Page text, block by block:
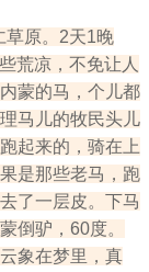
草原。2天1晚
荒凉，不免让人
蒙的马，个儿都
马儿的牧民头儿
起来的，骑在上
是那些老马，跑
了一层皮。下马
倒驴，60度。
象在梦里，真